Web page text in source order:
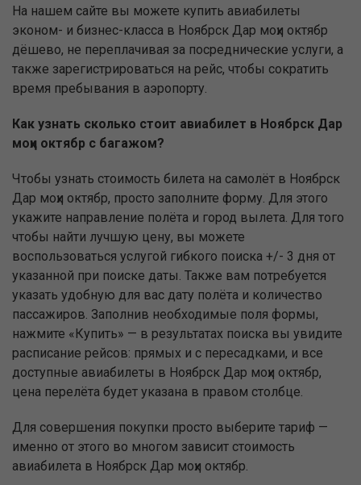
На нашем сайте вы можете купить авиабилеты
эконом- и бизнес-класса в Ноябрск Дар моҳи октябр
дёшево, не переплачивая за посреднические услуги, а
также зарегистрироваться на рейс, чтобы сократить
время пребывания в аэропорту.
Как узнать сколько стоит авиабилет в Ноябрск Дар
моҳи октябр с багажом?
Чтобы узнать стоимость билета на самолёт в Ноябрск
Дар моҳи октябр, просто заполните форму. Для этого
укажите направление полёта и город вылета. Для того
чтобы найти лучшую цену, вы можете
воспользоваться услугой гибкого поиска +/- 3 дня от
указанной при поиске даты. Также вам потребуется
указать удобную для вас дату полёта и количество
пассажиров. Заполнив необходимые поля формы,
нажмите «Купить» — в результатах поиска вы увидите
расписание рейсов: прямых и с пересадками, и все
доступные авиабилеты в Ноябрск Дар моҳи октябр,
цена перелёта будет указана в правом столбце.
Для совершения покупки просто выберите тариф —
именно от этого во многом зависит стоимость
авиабилета в Ноябрск Дар моҳи октябр.